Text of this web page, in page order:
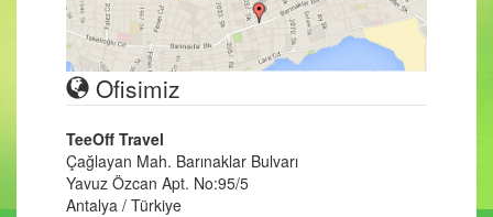
Ofisimiz
TeeOff Travel
Çağlayan Mah. Barınaklar Bulvarı
Yavuz Özcan Apt. No:95/5
Antalya / Türkiye